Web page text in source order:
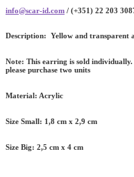
info@scar-id.com / (+351) 22 203
Description: Yellow and transparent
Note: This earring is sold
please purchase two units
Material: Acrylic
Size Small: 1,8 cm x 2,9 cm
Size Big: 2,5 cm x 4 cm